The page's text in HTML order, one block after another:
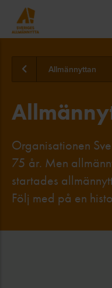
Allmännyttan
Organisationen
75 år. Men
startades
Följ med på en